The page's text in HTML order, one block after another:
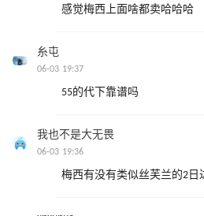
感觉梅西上面啥都卖哈哈哈
糸屯
06-03 19:37
55的代下靠谱吗
我也不是大无畏
06-03 19:36
梅西有没有类似丝芙兰的2日